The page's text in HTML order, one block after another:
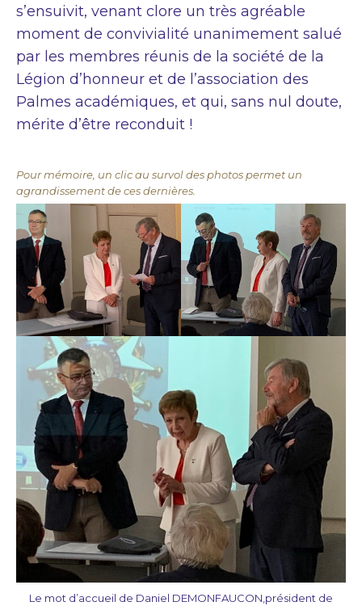
s’ensuivit, venant clore un très agréable
moment de convivialité unanimement salué
par les membres réunis de la société de la
Légion d’honneur et de l’association des
Palmes académiques, et qui, sans nul doute,
mérite d’être reconduit !
Pour mémoire, un clic au survol des photos permet un
agrandissement de ces dernières.
Le mot d’accueil de Daniel DEMONFAUCON, président de